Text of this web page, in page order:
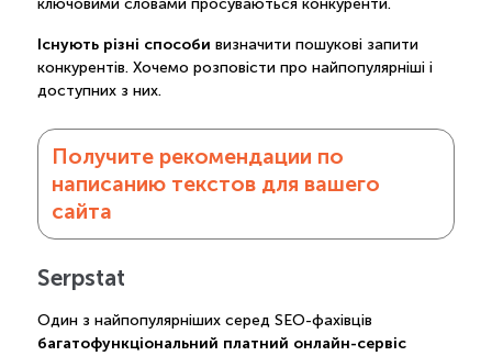
ключовими словами просуваються конкуренти.
Існують різні способи визначити пошукові запити
конкурентів. Хочемо розповісти про найпопулярніші і
доступних з них.
Получите рекомендации по
написанию текстов для вашего
сайта
Serpstat
Один з найпопулярніших серед SEO-фахівців
багатофункціональний платний онлайн-сервіс